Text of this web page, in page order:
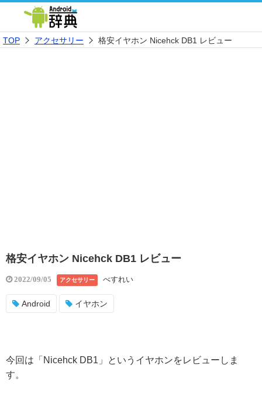
TOP アクセサリー 格安イヤホン Nicehck DB1 レビュー
格安イヤホン Nicehck DB1 レビュー
2022/09/05 アクセサリー べすれい
Android イヤホン
今回は「Nicehck DB1」というイヤホンをレビューしま
す。